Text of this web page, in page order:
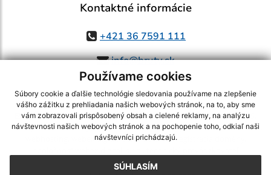
Používame cookies
Súbory cookie a ďalšie technológie sledovania používame na zlepšenie
vášho zážitku z prehliadania našich webových stránok, na to, aby sme
vám zobrazovali prispôsobený obsah a cielené reklamy, na analýzu
návštevnosti našich webových stránok a na pochopenie toho, odkiaľ naši
návštevníci prichádzajú.
SÚHLASÍM
Kontaktné informácie
+421 36 7591 111
info@bruty.sk
využite možnosť získavania aktuálnych informácií s využitím RSS
CMS systém (redakčný) systém ECHELON 2,Mapa stránok,web portál
webex.digital, s.r.o.,domény,registrácia domény